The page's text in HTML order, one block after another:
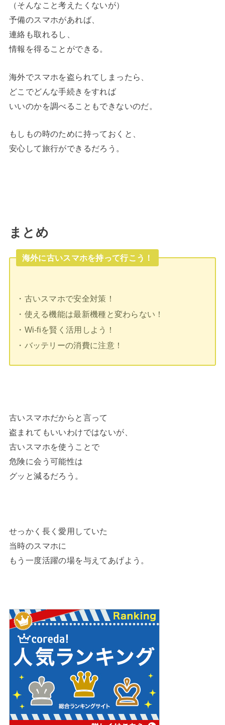
（そんなこと考えたくないが）
予備のスマホがあれば、
連絡も取れるし、
情報を得ることができる。
海外でスマホを盗られてしまったら、
どこでどんな手続きをすれば
いいのかを調べることもできないのだ。
もしもの時のために持っておくと、
安心して旅行ができるだろう。
まとめ
海外に古いスマホを持って行こう！
・古いスマホで安全対策！
・使える機能は最新機種と変わらない！
・Wi-fiを賢く活用しよう！
・バッテリーの消費に注意！
古いスマホだからと言って
盗まれてもいいわけではないが、
古いスマホを使うことで
危険に会う可能性は
グッと減るだろう。
せっかく長く愛用していた
当時のスマホに
もう一度活躍の場を与えてあげよう。